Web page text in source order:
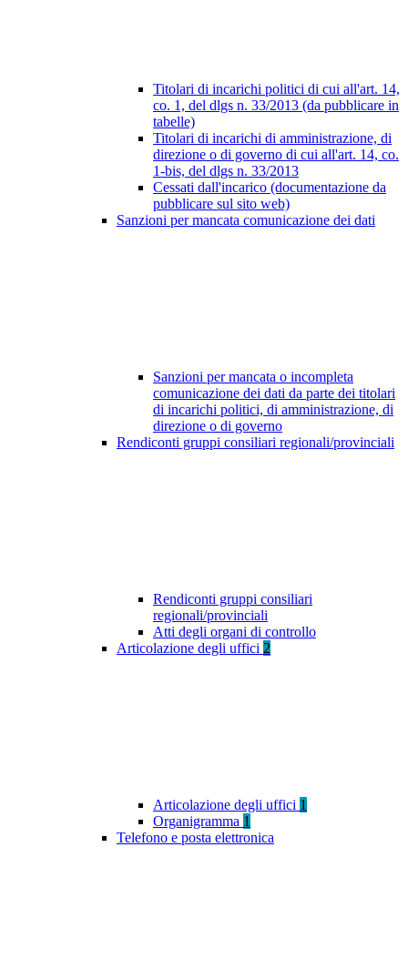
Titolari di incarichi politici di cui all'art. 14,
co. 1, del dlgs n. 33/2013 (da pubblicare in
tabelle)
Titolari di incarichi di amministrazione, di
direzione o di governo di cui all'art. 14, co.
1-bis, del dlgs n. 33/2013
Cessati dall'incarico (documentazione da
pubblicare sul sito web)
Sanzioni per mancata comunicazione dei dati
Sanzioni per mancata o incompleta
comunicazione dei dati da parte dei titolari
di incarichi politici, di amministrazione, di
direzione o di governo
Rendiconti gruppi consiliari regionali/provinciali
Rendiconti gruppi consiliari
regionali/provinciali
Atti degli organi di controllo
Articolazione degli uffici 2
Articolazione degli uffici 1
Organigramma 1
Telefono e posta elettronica